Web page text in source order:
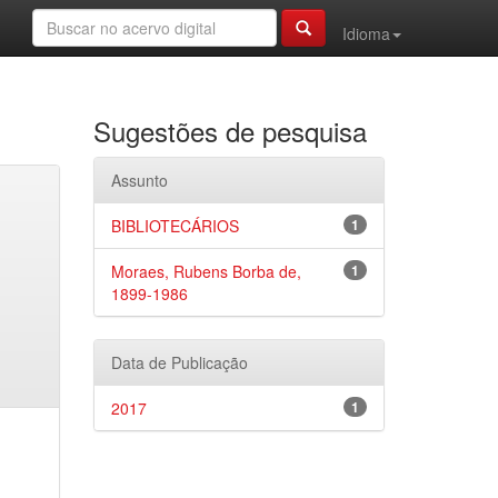
Idioma
Sugestões de pesquisa
Assunto
1
BIBLIOTECÁRIOS
1
Moraes, Rubens Borba de,
1899-1986
Data de Publicação
1
2017